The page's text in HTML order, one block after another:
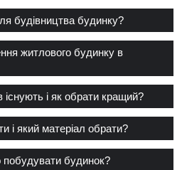
будівництва будинку?
житлового будинку в
існують і як обрати кращий?
і який матеріал обрати?
будинок?